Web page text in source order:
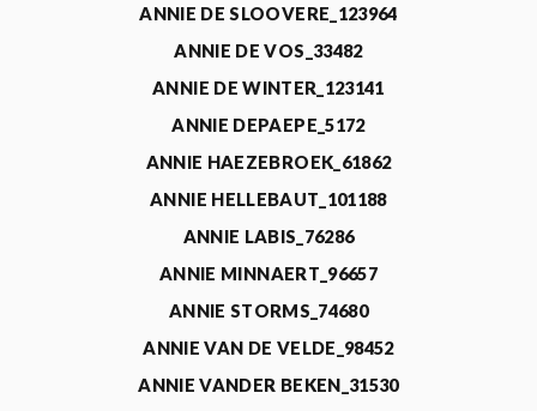
ANNIE DE SLOOVERE_123964
ANNIE DE VOS_33482
ANNIE DE WINTER_123141
ANNIE DEPAEPE_5172
ANNIE HAEZEBROEK_61862
ANNIE HELLEBAUT_101188
ANNIE LABIS_76286
ANNIE MINNAERT_96657
ANNIE STORMS_74680
ANNIE VAN DE VELDE_98452
ANNIE VANDER BEKEN_31530